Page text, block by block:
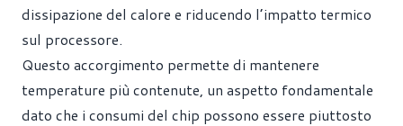
dissipazione del calore e riducendo l’impatto termico
sul processore.
Questo accorgimento permette di mantenere
temperature più contenute, un aspetto fondamentale
dato che i consumi del chip possono essere piuttosto